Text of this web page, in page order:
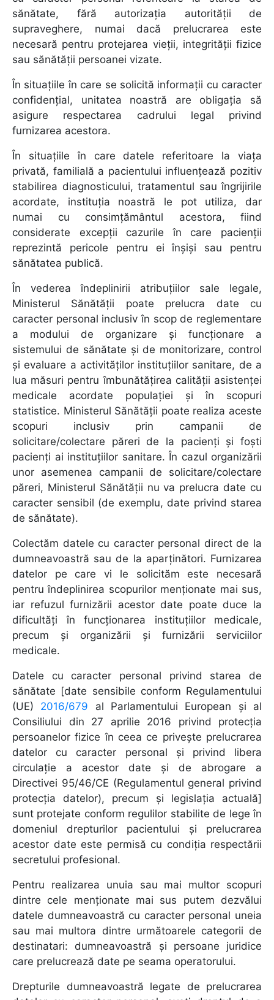
sănătate, fără autorizaţia autorităţii de
supraveghere, numai dacă prelucrarea este
necesară pentru protejarea vieţii, integrităţii fizice
sau sănătăţii persoanei vizate.
În situaţiile în care se solicită informaţii cu caracter
confidenţial, unitatea noastră are obligaţia să
asigure respectarea cadrului legal privind
furnizarea acestora.
În situaţiile în care datele referitoare la viaţa
privată, familială a pacientului influenţează pozitiv
stabilirea diagnosticului, tratamentul sau îngrijirile
acordate, instituţia noastră le pot utiliza, dar
numai cu consimţământul acestora, fiind
considerate excepţii cazurile în care pacienţii
reprezintă pericole pentru ei înşişi sau pentru
sănătatea publică.
În vederea îndeplinirii atribuțiilor sale legale,
Ministerul Sănătății poate prelucra date cu
caracter personal inclusiv în scop de reglementare
a modului de organizare și funcționare a
sistemului de sănătate și de monitorizare, control
și evaluare a activităților instituțiilor sanitare, de a
lua măsuri pentru îmbunătățirea calității asistenței
medicale acordate populației și în scopuri
statistice. Ministerul Sănătății poate realiza aceste
scopuri inclusiv prin campanii de
solicitare/colectare păreri de la pacienți și foști
pacienți ai instituțiilor sanitare. În cazul organizării
unor asemenea campanii de solicitare/colectare
păreri, Ministerul Sănătății nu va prelucra date cu
caracter sensibil (de exemplu, date privind starea
de sănătate).
Colectăm datele cu caracter personal direct de la
dumneavoastră sau de la aparținători. Furnizarea
datelor pe care vi le solicităm este necesară
pentru îndeplinirea scopurilor menționate mai sus,
iar refuzul furnizării acestor date poate duce la
dificultăți în funcționarea instituțiilor medicale,
precum și organizării și furnizării serviciilor
medicale.
Datele cu caracter personal privind starea de
sănătate [date sensibile conform Regulamentului
(UE) 2016/679 al Parlamentului European și al
Consiliului din 27 aprilie 2016 privind protecția
persoanelor fizice în ceea ce privește prelucrarea
datelor cu caracter personal și privind libera
circulație a acestor date și de abrogare a
Directivei 95/46/CE (Regulamentul general privind
protecția datelor), precum și legislația actuală]
sunt protejate conform regulilor stabilite de lege în
domeniul drepturilor pacientului și prelucrarea
acestor date este permisă cu condiția respectării
secretului profesional.
Pentru realizarea unuia sau mai multor scopuri
dintre cele menționate mai sus putem dezvălui
datele dumneavoastră cu caracter personal uneia
sau mai multora dintre următoarele categorii de
destinatari: dumneavoastră și persoane juridice
care prelucrează date pe seama operatorului.
Drepturile dumneavoastră legate de prelucrarea